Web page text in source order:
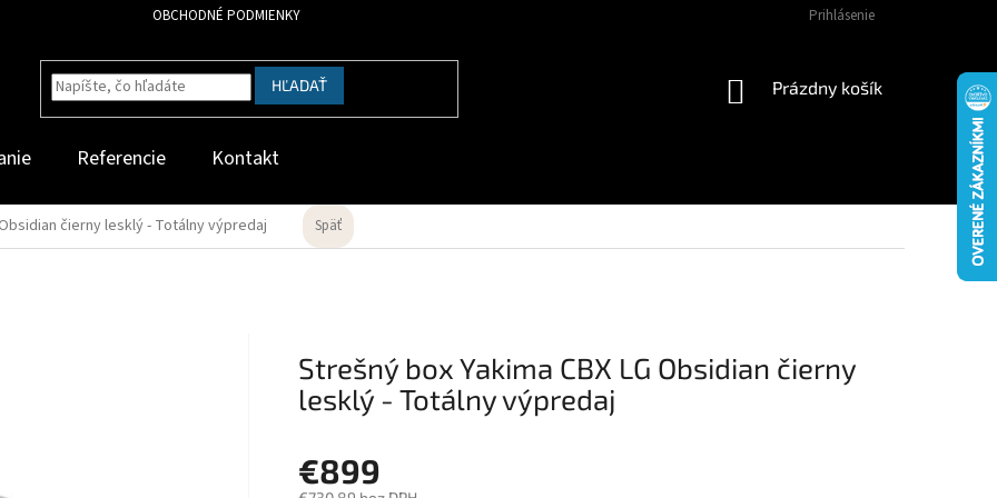
OBCHODNÉ PODMIENKY Prihlásenie
HĽADAŤ
NÁKUPNÝ
Prázdny košík
Referencie Kontakt
čierny lesklý - Totálny výpredaj Späť
Strešný box Yakima CBX LG Obsidian čierny
lesklý - Totálny výpredaj
€899